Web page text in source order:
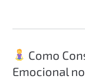
Como
Emocional